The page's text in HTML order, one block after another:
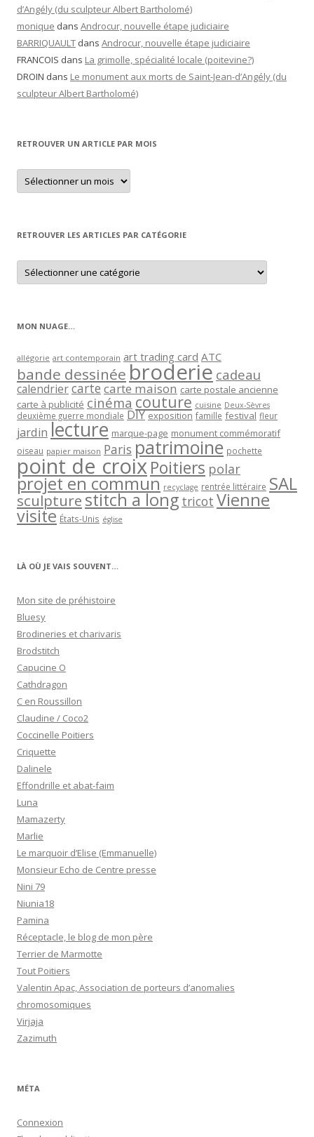
d’Angély (du sculpteur Albert Bartholomé)
monique dans Androcur, nouvelle étape judiciaire
BARRIQUAULT dans Androcur, nouvelle étape judiciaire
FRANCOIS dans La grimolle, spécialité locale (poitevine?)
DROIN dans Le monument aux morts de Saint-Jean-d’Angély (du
sculpteur Albert Bartholomé)
RETROUVER UN ARTICLE PAR MOIS
Retrouver
un
article
RETROUVER LES ARTICLES PAR CATÉGORIE
Retrouver
les
articles
MON NUAGE…
allégorie art contemporain art trading card ATC
bande dessinée broderie cadeau
calendriercartecarte maison carte postale ancienne
carte à publicité cinéma couture cuisine Deux-Sèvres
deuxième guerre mondiale DIY exposition famille festival fleur
jardin lecture marque-page monument commémoratif
oiseau papier maison Paris patrimoine pochette
point de croixPoitiers polar
projet en commun recyclage rentrée littéraire SAL
sculpturestitch a long tricot Vienne
visite États-Unis église
LÀ OÙ JE VAIS SOUVENT…
Mon site de préhistoire
Bluesy
Brodineries et charivaris
Brodstitch
Capucine O
Cathdragon
C en Roussillon
Claudine / Coco2
Coccinelle Poitiers
Criquette
Dalinele
Effondrille et abat-faim
Luna
Mamazerty
Marlie
Le marquoir d’Elise (Emmanuelle)
Monsieur Echo de Centre presse
Nini 79
Niunia18
Pamina
Réceptacle, le blog de mon père
Terrier de Marmotte
Tout Poitiers
Valentin Apac, Association de porteurs d’anomalies
chromosomiques
Virjaja
Zazimuth
MÉTA
Connexion